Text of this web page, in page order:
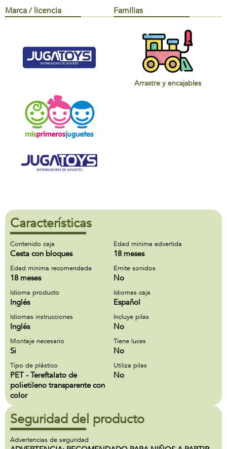
Marca / licencia Familias
Arrastre y encajables
Características
Contenido caja
Cesta con bloques
Edad minima advertida
18 meses
Edad minima recomendada
18 meses
Emite sonidos
No
Idioma producto
Inglés
Idiomas caja
Español
Idiomas instrucciones
Inglés
Incluye pilas
No
Montaje necesario
Si
Tiene luces
No
Tipo de plástico
PET - Tereftalato de
polietileno transparente con
color
Utiliza pilas
No
Seguridad del producto
Advertencias de seguridad